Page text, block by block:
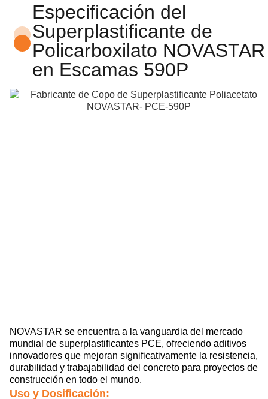
Especificación del
Superplastificante de
Policarboxilato NOVASTAR
en Escamas 590P
NOVASTAR se encuentra a la vanguardia del mercado
mundial de superplastificantes PCE, ofreciendo aditivos
innovadores que mejoran significativamente la resistencia,
durabilidad y trabajabilidad del concreto para proyectos de
construcción en todo el mundo.
Uso y Dosificación: